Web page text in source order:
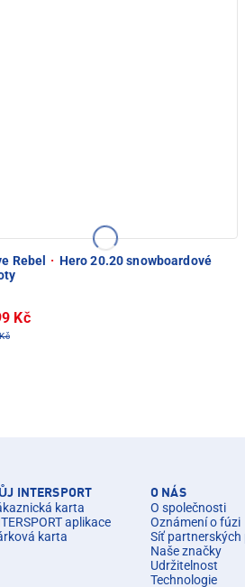
Rebel · Hero 20.20 snowboardové
Kč
INTERSPORT
karta
aplikace
karta
O NÁS
O společnosti
Oznámení o fúzi
Síť partnerských
Naše značky
Udržitelnost
Technologie